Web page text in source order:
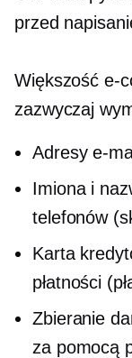
przed
Większośće-
zazwyczaj
Adresy e-
Imiona i
telefonów
Karta
płatności
Zbieranie
za pomocą